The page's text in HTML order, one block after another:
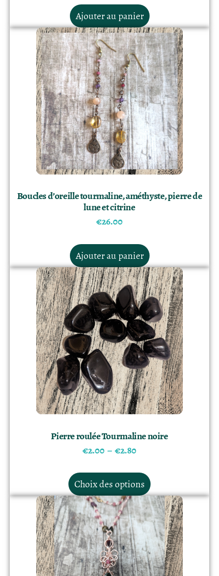
Ajouter au panier
Boucles d’oreille tourmaline, améthyste, pierre de
lune et citrine
€26.00
Ajouter au panier
Pierre roulée Tourmaline noire
€2.00–€2.80
Choix des options